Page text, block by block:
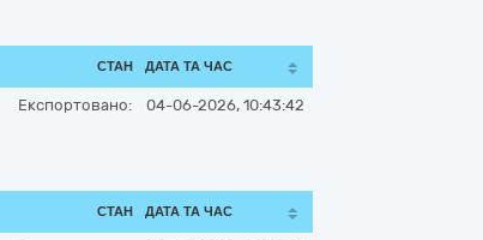
СТАН ДАТА ТА ЧАС
Експортовано: 04-06-2026, 10:43:42
СТАН ДАТА ТА ЧАС